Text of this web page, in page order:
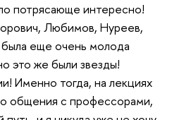
потрясающе интересно!
Любимов, Нуреев,
еще очень молода
это же были звезды!
Именно тогда, на лекциях
общения с профессорами,